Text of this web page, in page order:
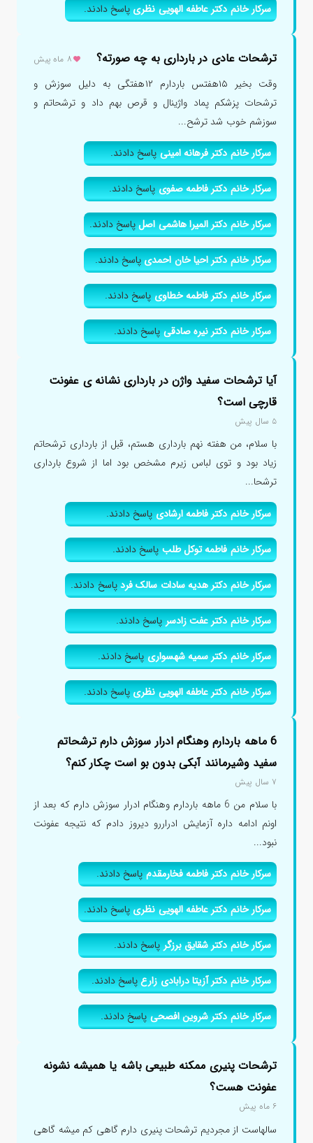
سرکار خانم دکتر عاطفه الهویی نظریپاسخ دادند.
ترشحات عادی در بارداری به چه صورته؟ ۸ ماه پیش
وقت بخیر ۱۵هفتس باردارم ۱۲هفتگی به دلیل سوزش و
ترشحات پزشکم پماد واژینال و قرص بهم داد و ترشحاتم و
سوزشم خوب شد ترشح...
سرکار خانم دکتر فرهانه امینیپاسخ دادند.
سرکار خانم دکتر فاطمه صفویپاسخ دادند.
سرکار خانم دکتر المیرا هاشمی اصلپاسخ دادند.
سرکار خانم دکتر احیا خان احمدیپاسخ دادند.
سرکار خانم دکتر فاطمه خطاویپاسخ دادند.
سرکار خانم دکتر نیره صادقیپاسخ دادند.
آیا ترشحات سفید واژن در بارداری نشانه ی عفونت
قارچی است؟
۵ سال پیش
با سلام، من هفته نهم بارداری هستم، قبل از بارداری ترشحاتم
زیاد بود و توی لباس زیرم مشخص بود اما از شروع بارداری
ترشحا...
سرکار خانم دکتر فاطمه ارشادیپاسخ دادند.
سرکار خانم فاطمه توکل طلبپاسخ دادند.
سرکار خانم دکتر هدیه سادات سالک فردپاسخ دادند.
سرکار خانم دکتر عفت زادسرپاسخ دادند.
سرکار خانم دکتر سمیه شهسواریپاسخ دادند.
سرکار خانم دکتر عاطفه الهویی نظریپاسخ دادند.
6 ماهه باردارم وهنگام ادرار سوزش دارم ترشحاتم
سفید وشیرمانند آبکی بدون بو است چکار کنم؟
۷ سال پیش
با سلام من 6 ماهه باردارم وهنگام ادرار سوزش دارم که بعد از
اونم ادامه داره آزمایش ادراررو دیروز دادم که نتیجه عفونت
نبود...
سرکار خانم دکتر فاطمه فخارمقدمپاسخ دادند.
سرکار خانم دکتر عاطفه الهویی نظریپاسخ دادند.
سرکار خانم دکتر شقایق برزگرپاسخ دادند.
سرکار خانم دکتر آزیتا درابادی زارعپاسخ دادند.
سرکار خانم دکتر شروین افصحیپاسخ دادند.
ترشحات پنیری ممکنه طبیعی باشه یا همیشه نشونه
عفونت هست؟
۶ ماه پیش
سالهاست از مجردیم ترشحات پنیری دارم گاهی کم میشه گاهی